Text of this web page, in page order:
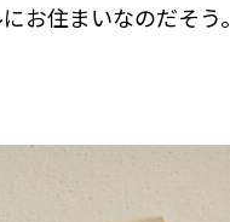
お住まいなのだそう。